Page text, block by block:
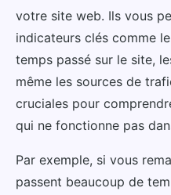
votre site web. Ils vous
indicateurs clés comme
temps passé sur le site,
même les sources de
cruciales pour
qui ne fonctionne pas
Par exemple, si vous
passent beaucoup de